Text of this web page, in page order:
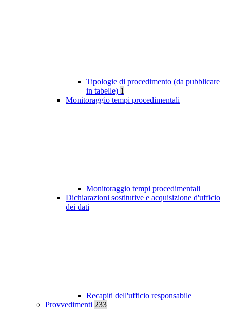
Tipologie di procedimento (da pubblicare
in tabelle) 1
Monitoraggio tempi procedimentali
Monitoraggio tempi procedimentali
Dichiarazioni sostitutive e acquisizione d'ufficio
dei dati
Recapiti dell'ufficio responsabile
Provvedimenti 233